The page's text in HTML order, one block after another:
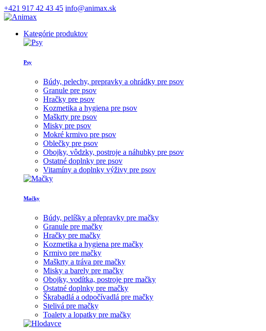
+421 917 42 43 45 info@animax.sk
Kategórie produktov
Psy
Búdy, pelechy, prepravky a ohrádky pre psov
Granule pre psov
Hračky pre psov
Kozmetika a hygiena pre psov
Maškrty pre psov
Misky pre psov
Mokré krmivo pre psov
Oblečky pre psov
Obojky, vôdzky, postroje a náhubky pre psov
Ostatné doplnky pre psov
Vitamíny a doplnky výživy pre psov
Mačky
Búdy, pelíšky a přepravky pre mačky
Granule pre mačky
Hračky pre mačky
Kozmetika a hygiena pre mačky
Krmivo pre mačky
Maškrty a tráva pre mačky
Misky a barely pre mačky
Obojky, vodítka, postroje pre mačky
Ostatné doplnky pre mačky
Škrabadlá a odpočívadlá pre mačky
Stelivá pre mačky
Toalety a lopatky pre mačky